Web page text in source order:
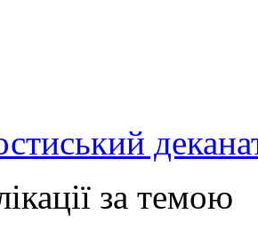
за темою